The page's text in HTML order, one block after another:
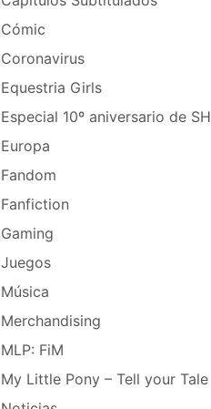
Cómic
Coronavirus
Equestria Girls
Especial 10º aniversario de SH
Europa
Fandom
Fanfiction
Gaming
Juegos
Música
Merchandising
MLP: FiM
My Little Pony – Tell your Tale